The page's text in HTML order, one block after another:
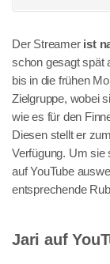
Der Streamer ist
schon gesagt spät
bis in die frühen
Zielgruppe, wobei
wie es für den
Diesen stellt er
Verfügung. Um sie
auf YouTube
entsprechende
Jari auf